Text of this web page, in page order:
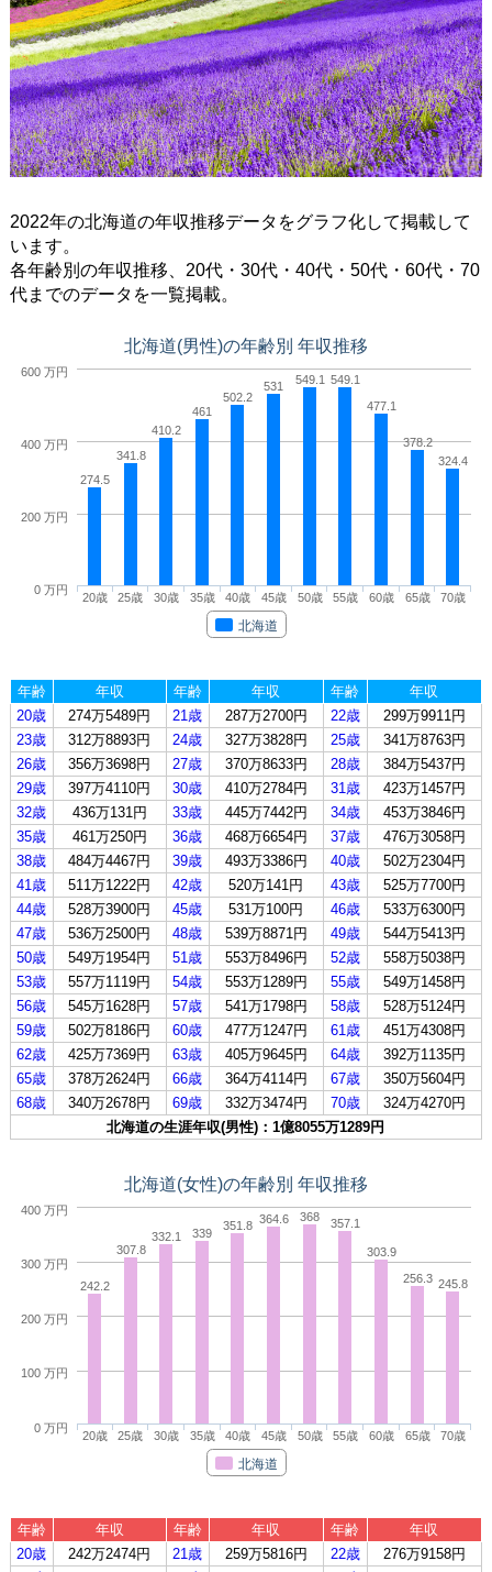
2022年の北海道の年収推移データをグラフ化して掲載して
います。
各年齢別の年収推移、20代・30代・40代・50代・60代・70
代までのデータを一覧掲載。
北海道(男性)の年齢別 年収推移
274.5
341.8
410.2
461
502.2
531 549.1
549.1
477.1
378.2
324.4
北海道
20歳 25歳 30歳 35歳 40歳 45歳 50歳 55歳 60歳 65歳 70歳
0 万円
200 万円
400 万円
600 万円
年齢 年収 年齢 年収 年齢
年収
20歳
274万5489円 21歳 287万2700円 22歳
299万9911円
23歳
312万8893円 24歳 327万3828円 25歳
341万8763円
26歳
356万3698円 27歳 370万8633円 28歳
384万5437円
29歳
397万4110円 30歳 410万2784円 31歳
423万1457円
32歳
436万131円 33歳 445万7442円 34歳
453万3846円
35歳
461万250円 36歳 468万6654円 37歳
476万3058円
38歳
484万4467円 39歳 493万3386円 40歳
502万2304円
41歳
511万1222円 42歳 520万141円 43歳
525万7700円
44歳
528万3900円 45歳 531万100円 46歳
533万6300円
47歳
536万2500円 48歳 539万8871円 49歳
544万5413円
50歳
549万1954円 51歳 553万8496円 52歳
558万5038円
53歳
557万1119円 54歳 553万1289円 55歳
549万1458円
56歳
545万1628円 57歳 541万1798円 58歳
528万5124円
59歳
502万8186円 60歳 477万1247円 61歳
451万4308円
62歳
425万7369円 63歳 405万9645円 64歳
392万1135円
65歳
378万2624円 66歳 364万4114円 67歳
350万5604円
68歳
340万2678円 69歳 332万3474円 70歳
324万4270円
北海道の生涯年収(男性)：1億8055万1289円
北海道(女性)の年齢別 年収推移
242.2
307.8
332.1 339
351.8 364.6 368 357.1
303.9
256.3 245.8
北海道
20歳 25歳 30歳 35歳 40歳 45歳 50歳 55歳 60歳 65歳 70歳
0 万円
100 万円
200 万円
300 万円
400 万円
年齢 年収 年齢 年収 年齢
年収
20歳
242万2474円 21歳 259万5816円 22歳
276万9158円